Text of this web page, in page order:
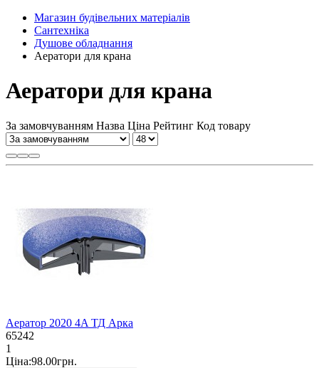
Магазин будівельних матеріалів
Сантехніка
Душове обладнання
Аератори для крана
Аератори для крана
За замовчуванням Назва Ціна Рейтинг Код товару
Аератор 2020 4A ТД Арка
65242
1
Ціна:98.00грн.